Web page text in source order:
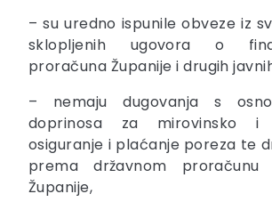
– su uredno ispunile obveze iz
sklopljenih ugovora o
proračuna Županije i drugih
– nemaju dugovanja s
doprinosa za mirovinsko i
osiguranje i plaćanje poreza te
prema državnom
Županije,